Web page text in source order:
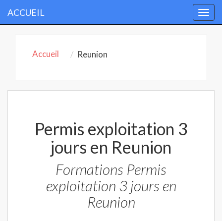
ACCUEIL
Accueil Reunion
Permis exploitation 3
jours en Reunion
Formations Permis
exploitation 3 jours en
Reunion